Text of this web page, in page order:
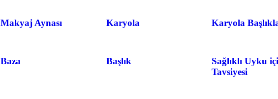
Makyaj Aynası Karyola Karyola
Baza Başlık
Sağlıklı Uyku
Tavsiyesi